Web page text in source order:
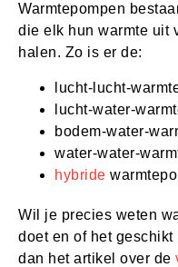
Warmtepompen
die elk hun warmte uit
halen. Zo is er de:
lucht-lucht-
lucht-water-
bodem-water-
water-water-
hybride
Wil je precies weten
doet en of het
dan het artikel over de